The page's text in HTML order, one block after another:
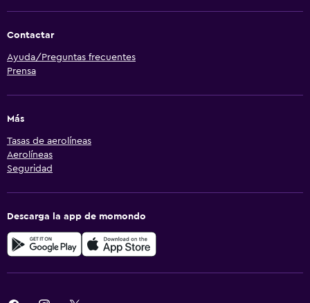
Contactar
Ayuda/Preguntas frecuentes
Prensa
Más
Tasas de aerolíneas
Aerolíneas
Seguridad
Descarga la app de momondo